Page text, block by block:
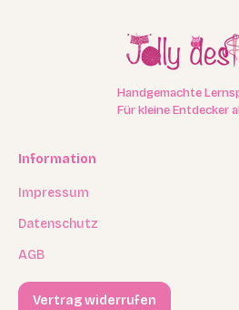
Handgemachte
Für kleine Entdecker
Information
Impressum
Datenschutz
AGB
Vertrag widerrufen